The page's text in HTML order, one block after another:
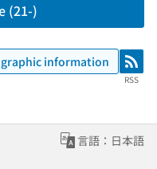
(21-)
information RSS
RSS
言語：日本語